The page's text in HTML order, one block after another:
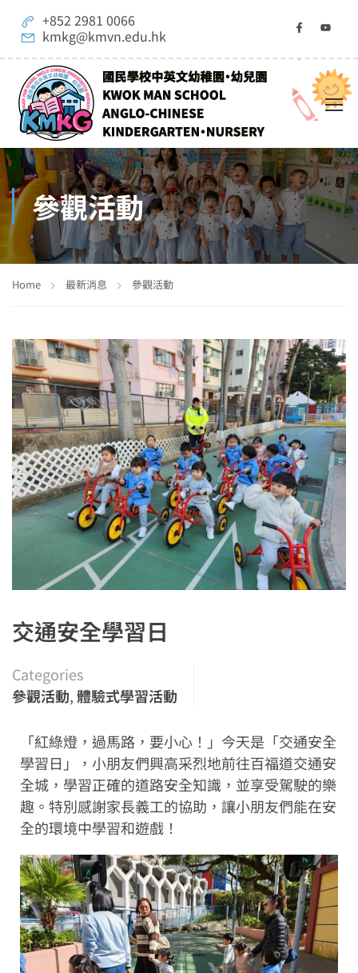
+852 2981 0066
kmkg@kmvn.edu.hk
參觀活動
Home 最新消息 參觀活動
交通安全學習日
Categories
參觀活動,體驗式學習活動
「紅綠燈，過馬路，要小心！」今天是「交通安全
學習日」，小朋友們興高采烈地前往百福道交通安
全城，學習正確的道路安全知識，並享受駕駛的樂
趣。特別感謝家長義工的協助，讓小朋友們能在安
全的環境中學習和遊戲！